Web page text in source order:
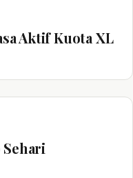
Aktif Kuota XL
Sehari